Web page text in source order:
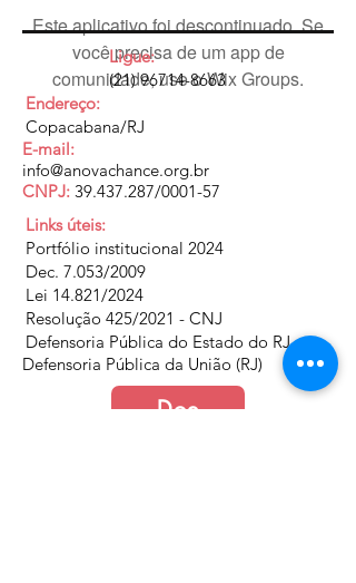
Este aplicativo foi descontinuado. Se
você precisa de um app de
comunidade, use o Wix Groups.
Ligue:
(21) 96714-8663
Endereço:
Copacabana/RJ
E-mail:
info@anovachance.org.br
CNPJ: 39.437.287/0001-57
Links úteis:
Portfólio institucional 2024
Dec. 7.053/2009
Lei 14.821/2024
Resolução 425/2021 - CNJ
Defensoria Pública do Estado do RJ
Defensoria Pública da União (RJ)
Doe